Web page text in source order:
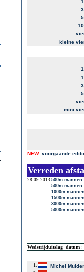
kleine
mini
NEW: voorgaande
Verreden
28-09-2013 500m mannen
500m mannen
1000m mannen
1500m mannen
3000m mannen
5000m mannen
Wedstrijduitslag datum :
1. Michel Mulder